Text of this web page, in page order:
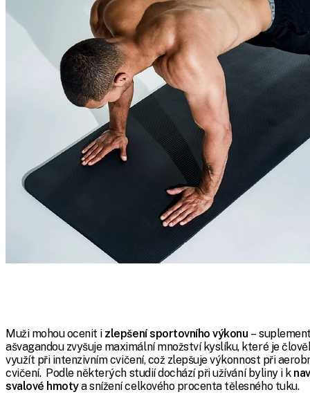
Muži mohou ocenit i zlepšení sportovního výkonu –
ašvagandou zvyšuje maximální množství kyslíku, které je
využít při intenzivním cvičení, což zlepšuje výkonnost při
cvičení. Podle některých studií dochází při užívání byliny i k
svalové hmotya snížení celkového procenta tělesného tuku.